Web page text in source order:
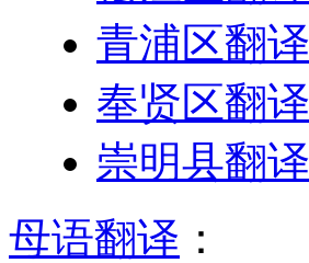
青浦区翻译
奉贤区翻译
崇明县翻译
母语翻译 ：